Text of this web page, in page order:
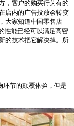
，客户的购买行为有的
在店内的广告投放会转变
，大家知道中国零售店
的性能已经可以满足高密
的技术把它解决掉。所
的颠覆体验，但是